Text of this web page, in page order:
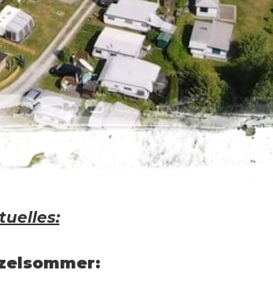
mit fränkischen Knödel.
Restaurant, oder an schönen
“Sternla” am Campingplatz.